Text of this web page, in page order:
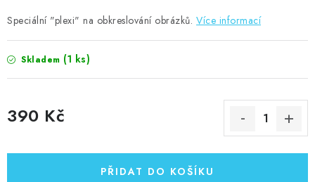
Speciální "plexi" na obkreslování obrázků. Více informací
Skladem (1 ks)
390 Kč
PŘIDAT DO KOŠÍKU